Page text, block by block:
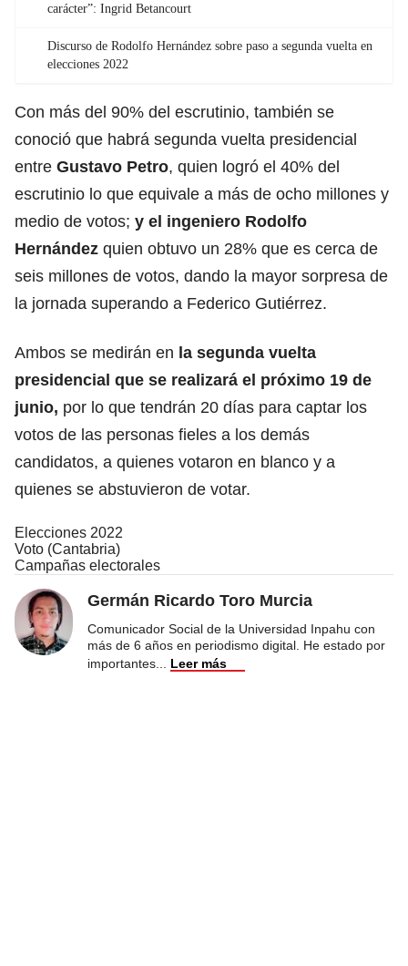
carácter”: Ingrid Betancourt
Discurso de Rodolfo Hernández sobre paso a segunda vuelta en
elecciones 2022
Con más del 90% del escrutinio, también se
conoció que habrá segunda vuelta presidencial
entre Gustavo Petro, quien logró el 40% del
escrutinio lo que equivale a más de ocho millones y
medio de votos; y el ingeniero Rodolfo
Hernández quien obtuvo un 28% que es cerca de
seis millones de votos, dando la mayor sorpresa de
la jornada superando a Federico Gutiérrez.
Ambos se medirán en la segunda vuelta
presidencial que se realizará el próximo 19 de
junio, por lo que tendrán 20 días para captar los
votos de las personas fieles a los demás
candidatos, a quienes votaron en blanco y a
quienes se abstuvieron de votar.
Elecciones 2022
Voto (Cantabria)
Campañas electorales
Germán Ricardo Toro Murcia
Comunicador Social de la Universidad Inpahu con
más de 6 años en periodismo digital. He estado por
importantes
Leer más